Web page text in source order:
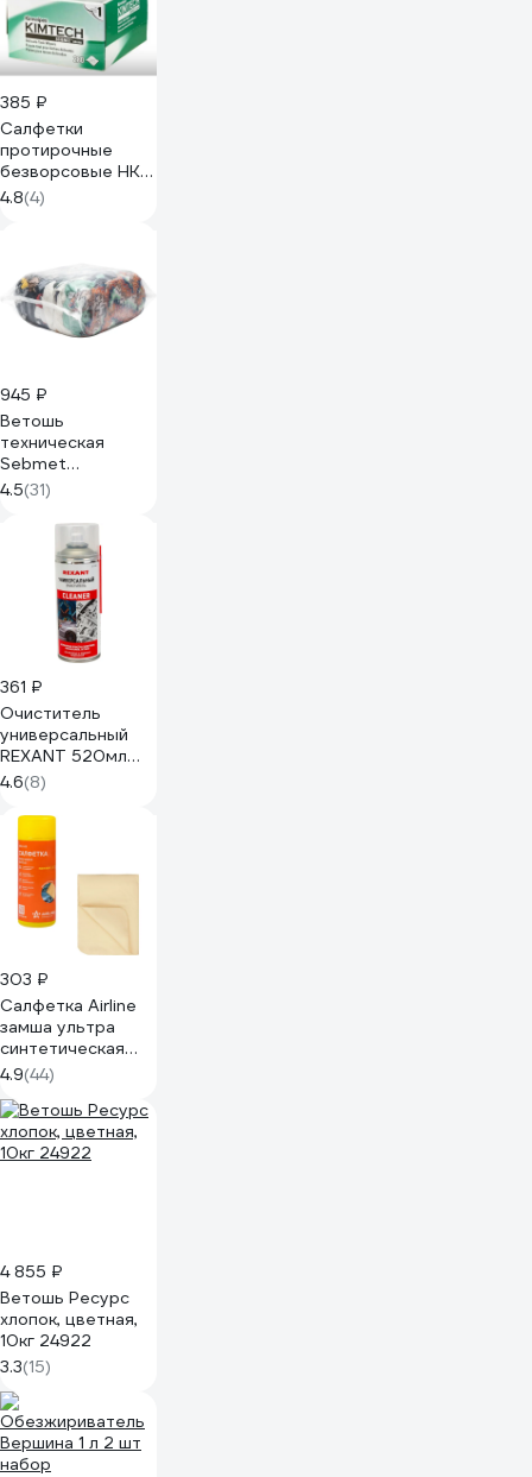
концентрат 1915/1
385 ₽
Салфетки
протирочные
безворсовые НК-
Групп Kim Wipes
для оптики
4.8(4)
945 ₽
Ветошь
техническая
Sebmet
TD12000010, 10
4.5(31)
361 ₽
Очиститель
универсальный
REXANT 520мл
(400мл), аэрозоль
85-0002
4.6(8)
303 ₽
Салфетка Airline
замша ультра
синтетическая
ULTRA CHAMOIS в
тубе 40х32 см
AB-C-03
4.9(44)
4 855 ₽
Ветошь Ресурс
хлопок, цветная,
10кг 24922
3.3(15)